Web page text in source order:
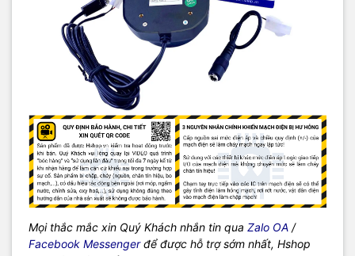
Mọi thắc mắc xin Quý Khách nhắn tin qua Zalo OA /
Facebook Messengerđể được hỗ trợ sớm nhất, Hshop